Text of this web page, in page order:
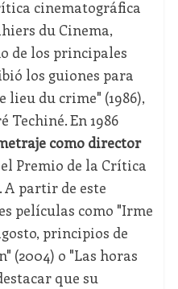
cinematográfica
du Cinema,
de los principales
los guiones para
lieu du crime" (1986),
Techiné. En 1986
como director
Premio de la Crítica
A partir de este
películas como "Irme
principios de
(2004) o "Las horas
que su